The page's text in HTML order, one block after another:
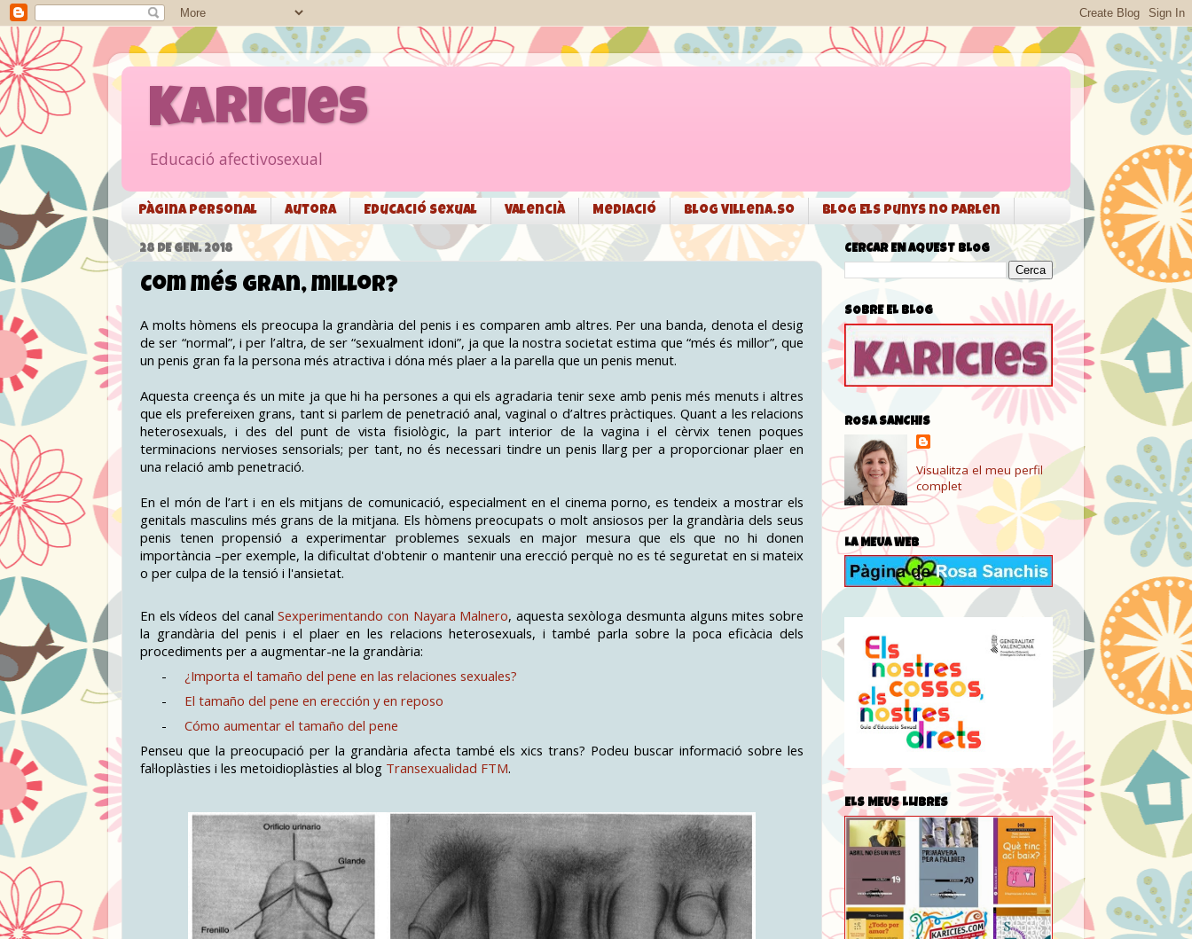
Karicies
Educació afectivosexual
Pàgina personal Autora Educació sexual Valencià Mediació Blog Villena.so Blog Els punys no parlen
28 DE GEN. 2018
Com més gran, millor?
A molts hòmens els preocupa la grandària del penis i es comparen amb altres. Per una banda, denota el desig
de ser “normal”, i per l’altra, de ser “sexualment idoni”, ja que la nostra societat estima que “més és millor”, que
un penis gran fa la persona més atractiva i dóna més plaer a la parella que un penis menut.
Aquesta creença és un mite ja que hi ha persones a qui els agradaria tenir sexe amb penis més menuts i altres
que els prefereixen grans, tant si parlem de penetració anal, vaginal o d’altres pràctiques. Quant a les relacions
heterosexuals, i des del punt de vista fisiològic, la part interior de la vagina i el cèrvix tenen poques
terminacions nervioses sensorials; per tant, no és necessari tindre un penis llarg per a proporcionar plaer en
una relació amb penetració.
En el món de l’art i en els mitjans de comunicació, especialment en el cinema porno, es tendeix a mostrar els
genitals masculins més grans de la mitjana. Els hòmens preocupats o molt ansiosos per la grandària dels seus
penis tenen propensió a experimentar problemes sexuals en major mesura que els que no hi donen
importància –per exemple, la dificultat d'obtenir o mantenir una erecció perquè no es té seguretat en si mateix
o per culpa de la tensió i l'ansietat.
En els vídeos del canalSexperimentando con Nayara Malnero, aquesta sexòloga desmunta alguns mites sobre
la grandària del penis i el plaer en les relacions heterosexuals, i també parla sobre la poca eficàcia dels
procediments per a augmentar-ne la grandària:
-
¿Importa el tamaño del pene en las relaciones sexuales?
-
El tamaño del pene en erección y en reposo
-
Cómo aumentar el tamaño del pene
Penseu que la preocupació per la grandària afecta també els xics trans? Podeu buscar informació sobre les
fal·loplàsties i les metoidioplàsties al blog Transexualidad FTM.
CERCAR EN AQUEST BLOG
SOBRE EL BLOG
ROSA SANCHIS
Visualitza el meu perfil
complet
LA MEUA WEB
ELS MEUS LLIBRES